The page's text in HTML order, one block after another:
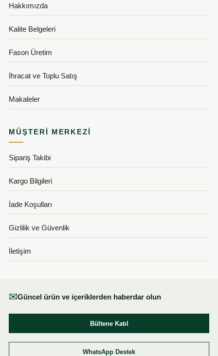
Hakkımızda
Kalite Belgeleri
Fason Üretim
İhracat ve Toplu Satış
Makaleler
MÜŞTERI MERKEZI
Sipariş Takibi
Kargo Bilgileri
İade Koşulları
Gizlilik ve Güvenlik
İletişim
✉Güncel ürün ve içeriklerden haberdar olun
Bültene Katıl
WhatsApp Destek